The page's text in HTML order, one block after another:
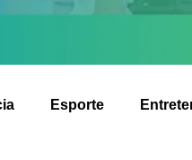
Esporte